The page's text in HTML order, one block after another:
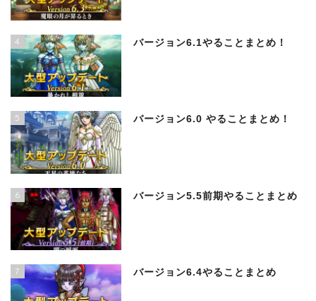
4 バージョン6.1やることまとめ！
5 バージョン6.0 やることまとめ！
6 バージョン5.5前期やることまとめ
7 バージョン6.4やることまとめ